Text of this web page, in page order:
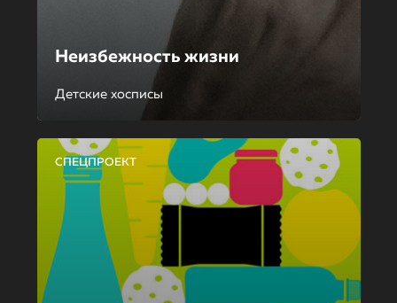
Неизбежность жизни
Детские хосписы
СПЕЦПРОЕКТ